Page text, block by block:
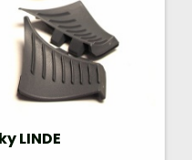
LINDE